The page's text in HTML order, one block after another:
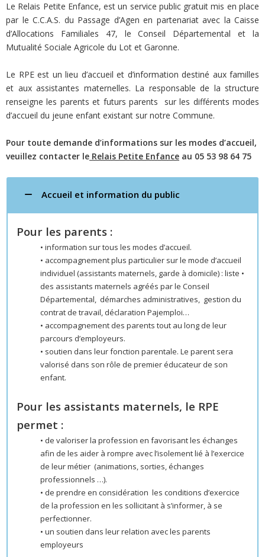
Le Relais Petite Enfance, est un service public gratuit mis en place
par le C.C.A.S. du Passage d’Agen en partenariat avec la Caisse
d’Allocations Familiales 47, le Conseil Départemental et la
Mutualité Sociale Agricole du Lot et Garonne.
Le RPE est un lieu d’accueil et d’information destiné aux familles
et aux assistantes maternelles. La responsable de la structure
renseigne les parents et futurs parents sur les différents modes
d’accueil du jeune enfant existant sur notre Commune.
Pour toute demande d’informations sur les modes d’accueil,
veuillez contacter le Relais Petite Enfance au 05 53 98 64 75
Accueil et information du public
Pour les parents :
• information sur tous les modes d’accueil.
• accompagnement plus particulier sur le mode d’accueil
individuel (assistants maternels, garde à domicile) : liste •
des assistants maternels agréés par le Conseil
Départemental, démarches administratives, gestion du
contrat de travail, déclaration Pajemploi…
• accompagnement des parents tout au long de leur
parcours d’employeurs.
• soutien dans leur fonction parentale. Le parent sera
valorisé dans son rôle de premier éducateur de son
enfant.
Pour les assistants maternels, le RPE
permet :
• de valoriser la profession en favorisant les échanges
afin de les aider à rompre avec l’isolement lié à l’exercice
de leur métier (animations, sorties, échanges
professionnels …).
• de prendre en considération les conditions d’exercice
de la profession en les sollicitant à s’informer, à se
perfectionner.
• un soutien dans leur relation avec les parents
employeurs